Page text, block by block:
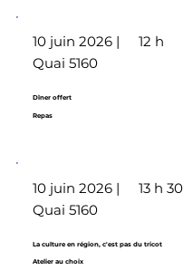
Dîner offert
Repas
12 h
10 juin 2026 |
Quai 5160
La culture en région, c'est pas du tricot
Atelier au choix
13 h 30
10 juin 2026 |
Quai 5160